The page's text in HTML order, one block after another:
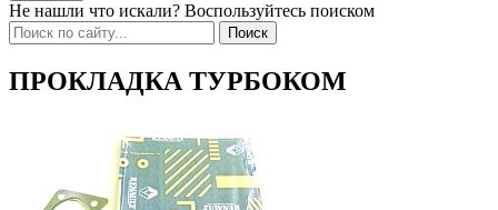
Не нашли что искали? Воспользуйтесь поиском
ПРОКЛАДКА ТУРБОКОМ